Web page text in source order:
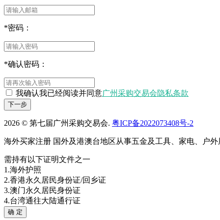
*密码：
*确认密码：
我确认我已经阅读并同意广州采购交易会隐私条款
下一步
2026 © 第七届广州采购交易会. 粤ICP备2022073408号-2
海外买家注册 国外及港澳台地区从事五金及工具、家电、户
需持有以下证明文件之一
1.海外护照
2.香港永久居民身份证/回乡证
3.澳门永久居民身份证
4.台湾通往大陆通行证
确 定